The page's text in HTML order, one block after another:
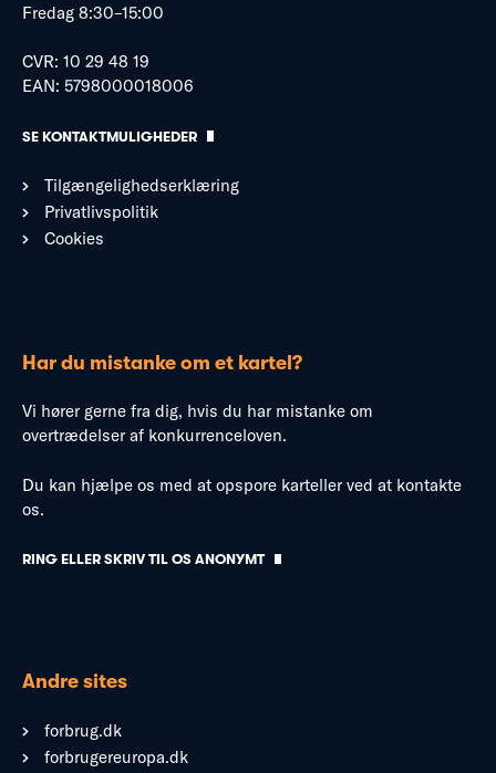
Fredag 8:30–15:00
CVR: 10 29 48 19
EAN: 5798000018006
SE KONTAKTMULIGHEDER
Tilgængelighedserklæring
Privatlivspolitik
Cookies
Har du mistanke om et kartel?
Vi hører gerne fra dig, hvis du har mistanke om
overtrædelser af konkurrenceloven.
Du kan hjælpe os med at opspore karteller ved at kontakte
os.
RING ELLER SKRIV TIL OS ANONYMT
Andre sites
forbrug.dk
forbrugereuropa.dk